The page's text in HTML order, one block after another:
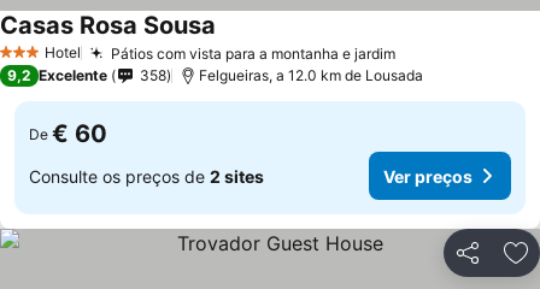
3 EstrelasHotel Pátios com vista para a montanha e jardim
Casas Rosa Sousa
9,2 Excelente 358 Felgueiras, a 12.0 km de Lousada
De € 60
Consulte os preços de 2 sites Ver preços
Partilhar